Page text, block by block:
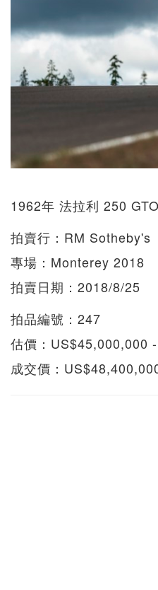
1962年 法拉利 250 GTO
拍賣行：RM Sotheby's
專場：Monterey 2018
拍賣日期：2018/8/25
拍品編號：247
估價：US$45,000,000
成交價：